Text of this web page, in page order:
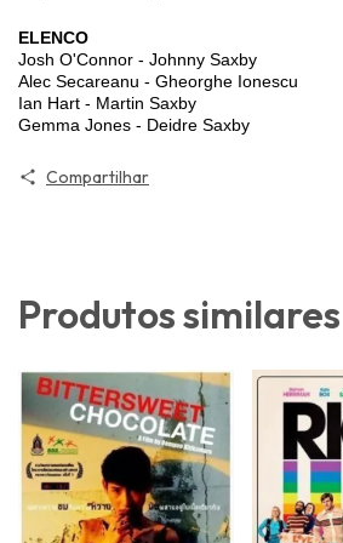
ELENCO
Josh O'Connor - Johnny Saxby
Alec Secareanu - Gheorghe Ionescu
Ian Hart - Martin Saxby
Gemma Jones - Deidre Saxby
Compartilhar
Produtos similares